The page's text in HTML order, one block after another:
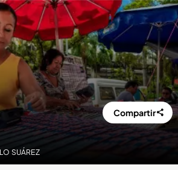
SUÁREZ
Compartir